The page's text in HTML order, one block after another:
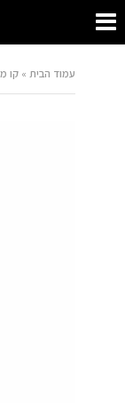
עמוד הבית »קו